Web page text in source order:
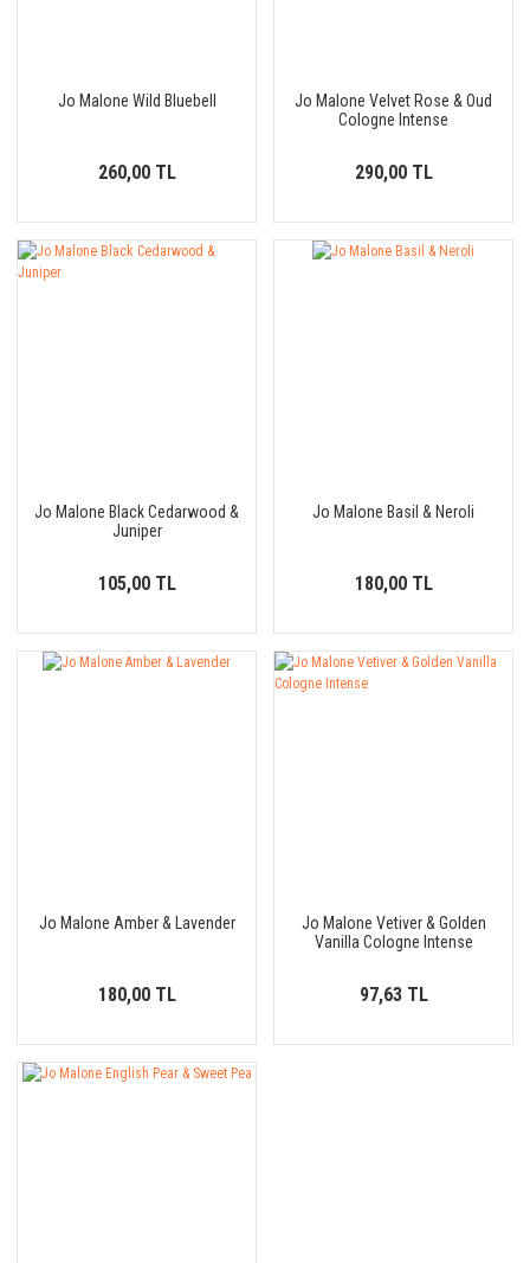
Jo Malone Wild Bluebell
260,00 TL
Jo Malone Velvet Rose & Oud
Cologne Intense
290,00 TL
Jo Malone Black Cedarwood &
Juniper
105,00 TL
Jo Malone Basil & Neroli
180,00 TL
Jo Malone Amber & Lavender
180,00 TL
Jo Malone Vetiver & Golden
Vanilla Cologne Intense
97,63 TL